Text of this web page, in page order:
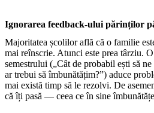
Ignorarea feedback-ului părinților
Majoritatea școlilor află că o familie
mai reînscrie. Atunci este prea târziu.
semestrului („Cât de probabil ești să
ar trebui să îmbunătățim?”) aduce
mai există timp să le rezolvi. De
că îți pasă — ceea ce în sine